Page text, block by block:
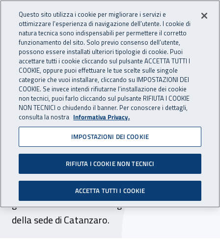
INAIL - Istituto Nazionale
Apri cerca
Navigazione principale
Navigazione - Ti trovi in:
Home Inail comunica Avvisi
Dr Calabria: chiusura uffici
della Direzione regionale
Calabria e della sede di
Catanzaro
Nella giornata del 16 luglio 2025 restano chiusi
gli uffici della Direzione regionale Calabria e
della sede di Catanzaro.
Questo sito utilizza i cookie per migliorare i servizi e
ottimizzare l’esperienza di navigazione dell’utente. I cookie di
natura tecnica sono indispensabili per permettere il corretto
funzionamento del sito. Solo previo consenso dell’utente,
possono essere installati ulteriori tipologie di cookie. Puoi
accettare tutti i cookie cliccando sul pulsante ACCETTA TUTTI I
COOKIE, oppure puoi effettuare le tue scelte sulle singole
categorie che vuoi installare, cliccando su IMPOSTAZIONI DEI
COOKIE. Se invece intendi rifiutarne l’installazione dei cookie
non tecnici, puoi farlo cliccando sul pulsante RIFIUTA I COOKIE
NON TECNICI o chiudendo il banner. Per conoscere i dettagli,
consulta la nostra Informativa Privacy.
IMPOSTAZIONI DEI COOKIE
RIFIUTA I COOKIE NON TECNICI
ACCETTA TUTTI I COOKIE